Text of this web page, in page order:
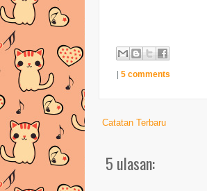
| 5 comments
Catatan Terbaru
5 ulasan: